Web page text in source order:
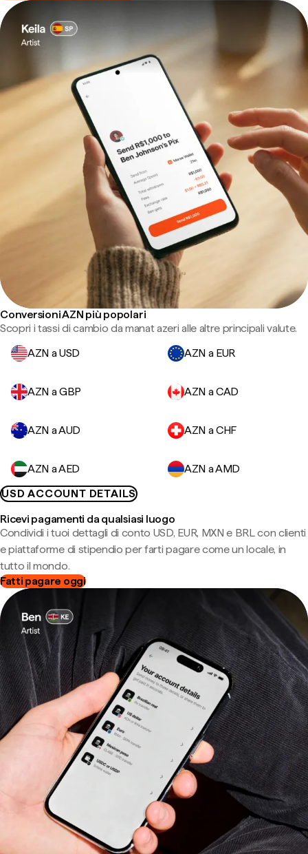
Conversioni AZN più popolari
Scopri i tassi di cambio da manat azeri alle altre principali valute.
AZN a USD
AZN a EUR
AZN a GBP AZN a CAD
AZN a AUD AZN a CHF
AZN a AED
AZN a AMD
USD ACCOUNT DETAILS
Ricevi pagamenti da qualsiasi luogo
Condividi i tuoi dettagli di conto USD, EUR, MXN e BRL con clienti
e piattaforme di stipendio per farti pagare come un locale, in
tutto il mondo.
Fatti pagare oggi